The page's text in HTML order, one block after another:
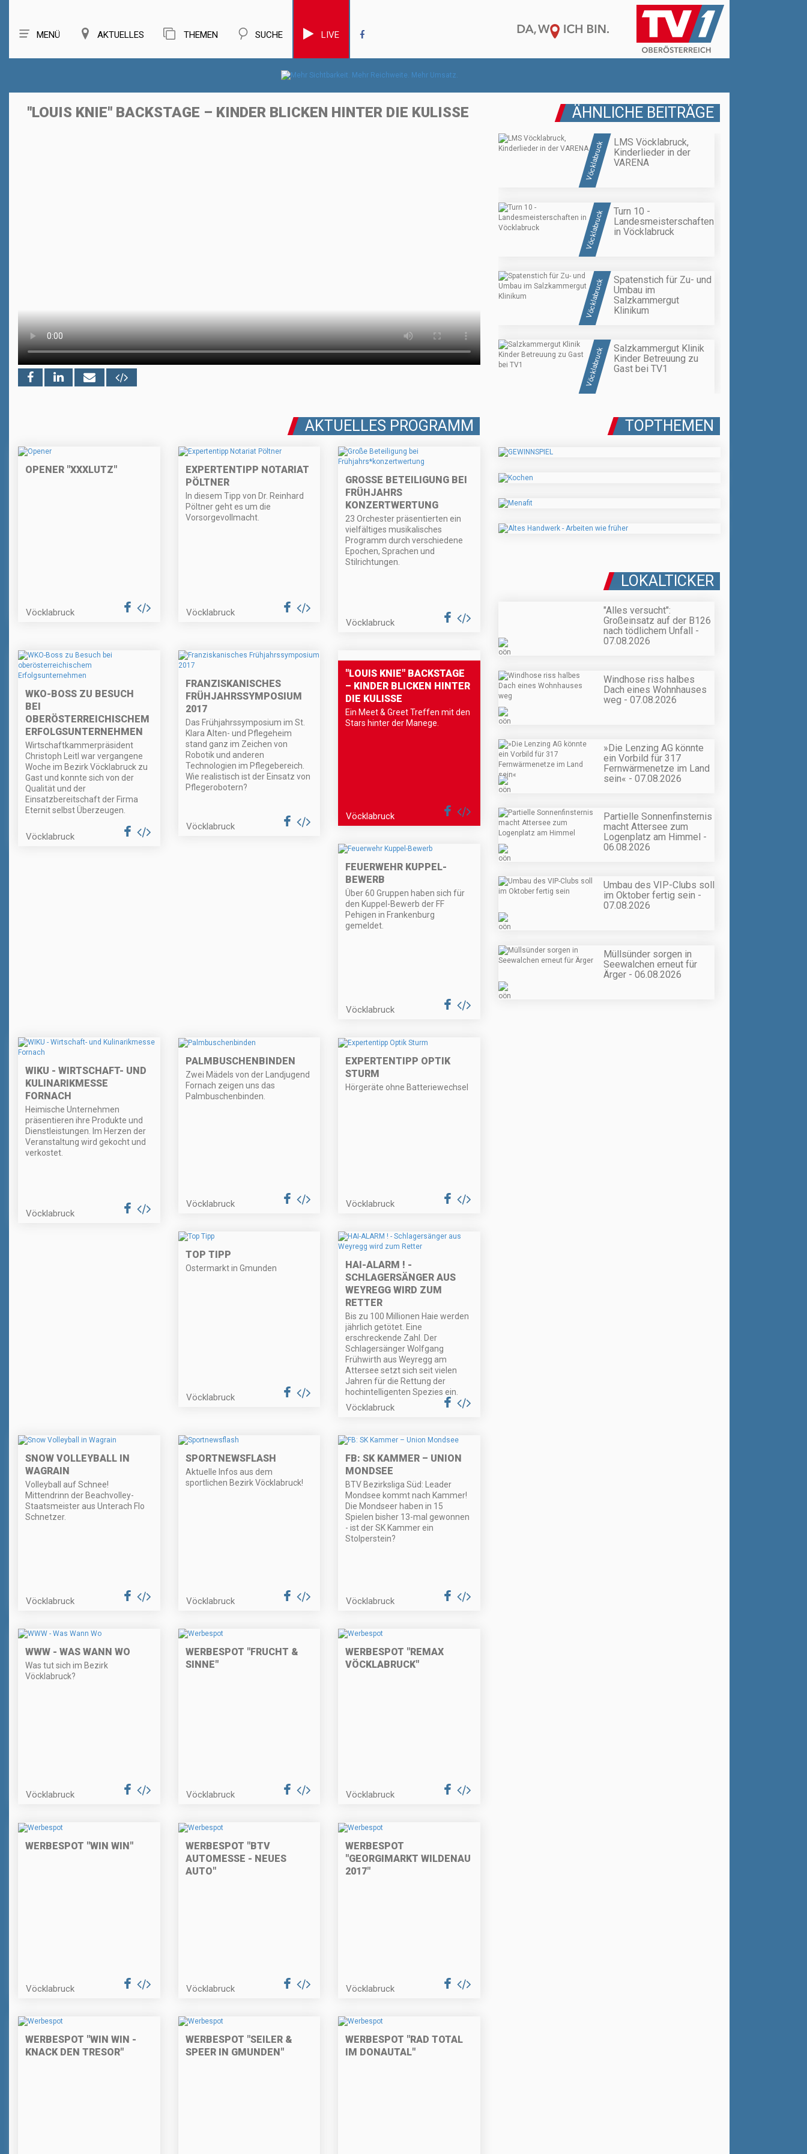
MENÜ AKTUELLES THEMEN SUCHE LIVE
"LOUIS KNIE" BACKSTAGE – KINDER BLICKEN HINTER DIE KULISSE ÄHNLICHE BEITRÄGE
Vöcklabruck
LMS Vöcklabruck,
Kinderlieder in der
VARENA
Vöcklabruck
Turn 10 -
Landesmeisterschaften
in Vöcklabruck
Vöcklabruck
Spatenstich für Zu- und
Umbau im
Salzkammergut
Klinikum
Vöcklabruck
Salzkammergut Klinik
Kinder Betreuung zu
Gast bei TV1
AKTUELLES PROGRAMM
OPENER "XXXLUTZ"
Vöcklabruck
EXPERTENTIPP NOTARIAT
PÖLTNER
In diesem Tipp von Dr. Reinhard
Pöltner geht es um die
Vorsorgevollmacht.
Vöcklabruck
GROSSE BETEILIGUNG BEI F
RÜHJAHRS
KONZERTWERTUNG
23 Orchester präsentierten ein
vielfältiges musikalisches
Programm durch verschiedene
Epochen, Sprachen und
Stilrichtungen.
Vöcklabruck
WKO-BOSS ZU BESUCH
BEI
OBERÖSTERREICHISCHEM
ERFOLGSUNTERNEHMEN
Wirtschaftkammerpräsident
Christoph Leitl war vergangene
Woche im Bezirk Vöcklabruck zu
Gast und konnte sich von der
Qualität und der
Einsatzbereitschaft der Firma
Eternit selbst Überzeugen.
Vöcklabruck
FRANZISKANISCHES
FRÜHJAHRSSYMPOSIUM
2017
Das Frühjahrssymposium im St.
Klara Alten- und Pflegeheim
stand ganz im Zeichen von
Robotik und anderen
Technologien im Pflegebereich.
Wie realistisch ist der Einsatz von
Pflegerobotern?
Vöcklabruck
"LOUIS KNIE" BACKSTAGE
– KINDER BLICKEN HINTER
DIE KULISSE
Ein Meet & Greet Treffen mit den
Stars hinter der Manege.
Vöcklabruck
FEUERWEHR KUPPEL-
BEWERB
Über 60 Gruppen haben sich für
den Kuppel-Bewerb der FF
Pehigen in Frankenburg
gemeldet.
Vöcklabruck
WIKU - WIRTSCHAFT- UND
KULINARIKMESSE
FORNACH
Heimische Unternehmen
präsentieren ihre Produkte und
Dienstleistungen. Im Herzen der
Veranstaltung wird gekocht und
verkostet.
Vöcklabruck
PALMBUSCHENBINDEN
Zwei Mädels von der Landjugend
Fornach zeigen uns das
Palmbuschenbinden.
Vöcklabruck
EXPERTENTIPP OPTIK
STURM
Hörgeräte ohne Batteriewechsel
Vöcklabruck
TOP TIPP
Ostermarkt in Gmunden
Vöcklabruck
HAI-ALARM ! -
SCHLAGERSÄNGER AUS
WEYREGG WIRD ZUM
RETTER
Bis zu 100 Millionen Haie werden
jährlich getötet. Eine
erschreckende Zahl. Der
Schlagersänger Wolfgang
Frühwirth aus Weyregg am
Attersee setzt sich seit vielen
Jahren für die Rettung der
hochintelligenten Spezies ein.
Vöcklabruck
SNOW VOLLEYBALL IN
WAGRAIN
Volleyball auf Schnee!
Mittendrinn der Beachvolley-
Staatsmeister aus Unterach Flo
Schnetzer.
Vöcklabruck
SPORTNEWSFLASH
Aktuelle Infos aus dem
sportlichen Bezirk Vöcklabruck!
Vöcklabruck
FB: SK KAMMER – UNION
MONDSEE
BTV Bezirksliga Süd: Leader
Mondsee kommt nach Kammer!
Die Mondseer haben in 15
Spielen bisher 13-mal gewonnen
- ist der SK Kammer ein
Stolperstein?
Vöcklabruck
WWW - WAS WANN WO
Was tut sich im Bezirk
Vöcklabruck?
Vöcklabruck
WERBESPOT "FRUCHT &
SINNE"
Vöcklabruck
WERBESPOT "REMAX
VÖCKLABRUCK"
Vöcklabruck
WERBESPOT "WIN WIN"
Vöcklabruck
WERBESPOT "BTV
AUTOMESSE - NEUES
AUTO"
Vöcklabruck
WERBESPOT
"GEORGIMARKT WILDENAU
2017"
Vöcklabruck
WERBESPOT "WIN WIN -
KNACK DEN TRESOR"
WERBESPOT "SEILER &
SPEER IN GMUNDEN"
WERBESPOT "RAD TOTAL
IM DONAUTAL"
TOPTHEMEN
LOKALTICKER
"Alles versucht":
Großeinsatz auf der B126
nach tödlichem Unfall -
07.08.2026
Windhose riss halbes
Dach eines Wohnhauses
weg - 07.08.2026
»Die Lenzing AG könnte
ein Vorbild für 317
Fernwärmenetze im Land
sein« - 07.08.2026
Partielle Sonnenfinsternis
macht Attersee zum
Logenplatz am Himmel -
06.08.2026
Umbau des VIP-Clubs soll
im Oktober fertig sein -
07.08.2026
Müllsünder sorgen in
Seewalchen erneut für
Ärger - 06.08.2026